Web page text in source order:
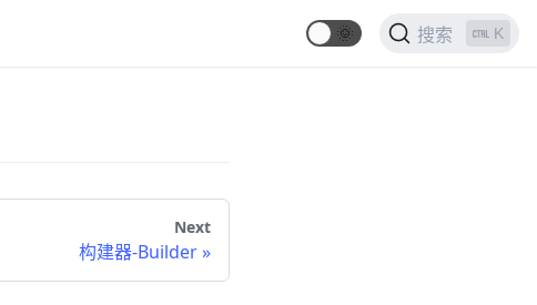
🌞 搜索 K
Next
构建器-Builder»